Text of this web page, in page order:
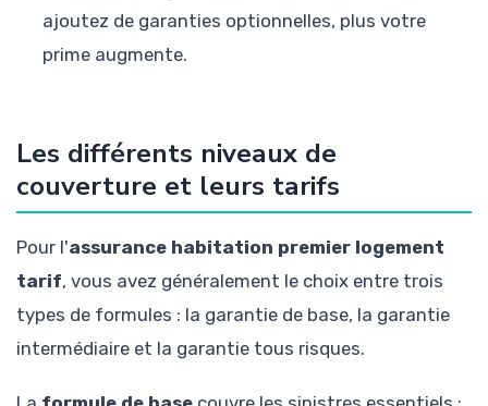
ajoutez de garanties optionnelles, plus votre
prime augmente.
Les différents niveaux de
couverture et leurs tarifs
Pour l'assurance habitation premier logement
tarif, vous avez généralement le choix entre trois
types de formules : la garantie de base, la garantie
intermédiaire et la garantie tous risques.